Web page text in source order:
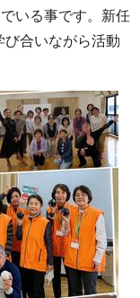
いる事です。新任
び合いながら活動